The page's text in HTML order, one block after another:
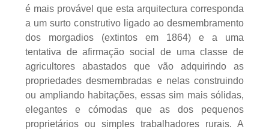
é mais provável que esta arquitectura corresponda
a um surto construtivo ligado ao desmembramento
dos morgadios (extintos em 1864) e a uma
tentativa de afirmação social de uma classe de
agricultores abastados que vão adquirindo as
propriedades desmembradas e nelas construindo
ou ampliando habitações, essas sim mais sólidas,
elegantes e cómodas que as dos pequenos
proprietários ou simples trabalhadores rurais. A